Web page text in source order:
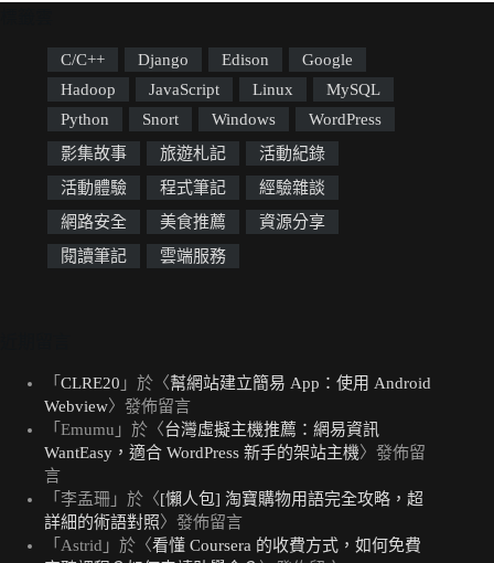
C/C++ Django Edison
Google
Hadoop
JavaScript Linux
MySQL
Python
Snort Windows
WordPress
影集故事
旅遊札記
活動紀錄
活動體驗
程式筆記
經驗雜談
網路安全
美食推薦
資源分享
閱讀筆記
雲端服務
「 CLRE20 」於〈幫網站建立簡易 App：使用 Android
Webview〉發佈留言
「 Emumu 」於〈台灣虛擬主機推薦：網易資訊
WantEasy，適合 WordPress 新手的架站主機〉發佈留
言
「 李孟珊 」於〈[懶人包] 淘寶購物用語完全攻略，超
詳細的術語對照〉發佈留言
「 Astrid 」於〈看懂 Coursera 的收費方式，如何免費